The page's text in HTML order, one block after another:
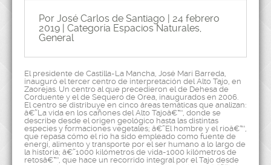
Por José Carlos de Santiago | 24 febrero
2019 | Categoría Espacios Naturales,
General
El presidente de Castilla-La Mancha, José Marí Barreda,
inauguró el tercer centro de interpretación del Alto Tajo, en
Zaorejas. Un centro al que precedieron el de Dehesa de
Corduente y el de Sequero de Orea, inaugurados en 2006.
El centro se distribuye en cinco áreas temáticas que analizan:
â€˜La vida en los cañones del Alto Tajoâ€™, donde se
describe desde el origen geológico hasta las distintas
especies y formaciones vegetales; â€˜El hombre y el ríoâ€™,
que repasa cómo el río ha sido empleado como fuente de
energí, alimento y transporte por el ser humano a lo largo de
la historia; â€˜1000 kilómetros de vida-1000 kilómetros de
retosâ€™, que hace un recorrido integral por el Tajo desde